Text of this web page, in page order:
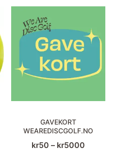
GAVEKORT
WEAREDISCGOLF.NO
kr50 – kr5000